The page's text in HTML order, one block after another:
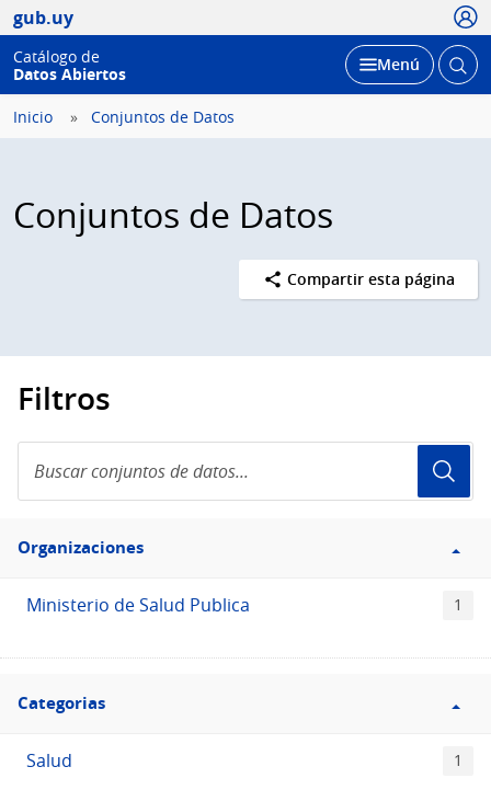
gub.uy
Catálogo de
Datos Abiertos
Desplegar
Menú Abrir
Inicio Conjuntos de Datos
Conjuntos de Datos
Compartir esta página
Filtros
conjuntos
de
Filtro
Organizaciones
Organizaciones
Ministerio de Salud Publica 1
Filtro
Categorias
Categorias
Salud 1